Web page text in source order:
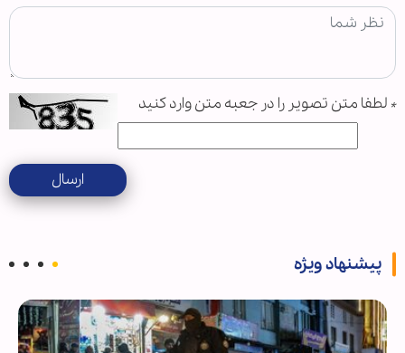
* لطفا متن تصویر را در جعبه متن وارد کنید
ارسال
پیشنهاد ویژه